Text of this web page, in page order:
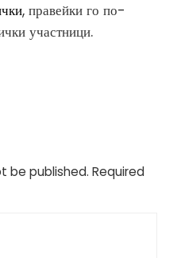
, правейки го по-
участници.
be published. Required